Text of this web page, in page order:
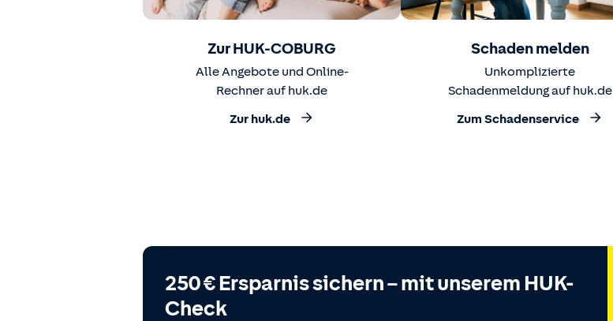
Zur HUK-COBURG
Alle Angebote und Online-
Rechner auf huk.de
Zur huk.de
Schaden melden
Unkomplizierte
Schadenmeldung auf huk.de
Zum Schadenservice
250 € Ersparnis sichern – mit unserem HUK-
Check